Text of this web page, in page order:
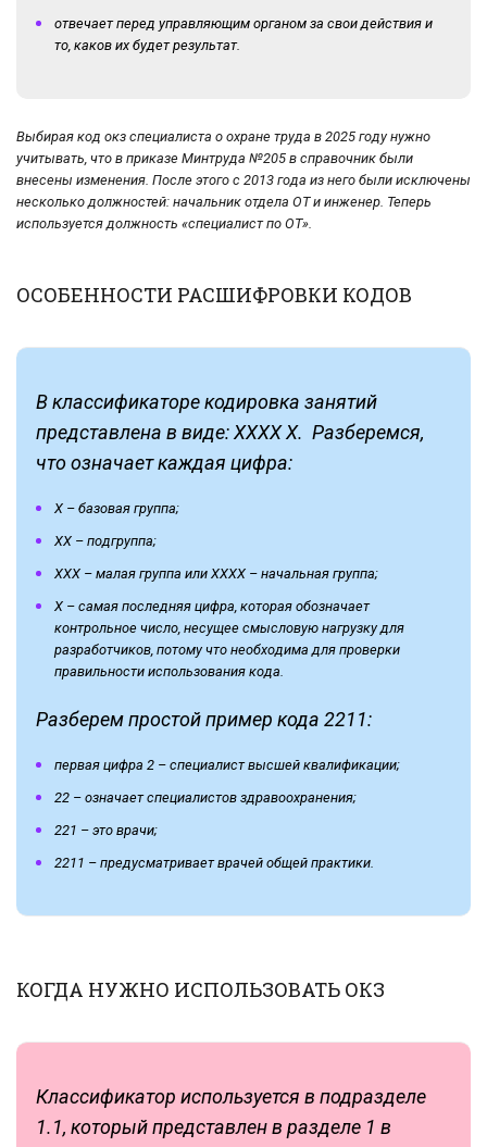
отвечает перед управляющим органом за свои действия и
то, каков их будет результат.
Выбирая код окз специалиста о охране труда в 2025 году нужно
учитывать, что в приказе Минтруда №205 в справочник были
внесены изменения. После этого с 2013 года из него были исключены
несколько должностей: начальник отдела ОТ и инженер. Теперь
используется должность «специалист по ОТ».
ОСОБЕННОСТИ РАСШИФРОВКИ КОДОВ
В классификаторе кодировка занятий
представлена в виде: ХХХХ Х. Разберемся,
что означает каждая цифра:
Х – базовая группа;
ХХ – подгруппа;
ХХХ – малая группа или ХХХХ – начальная группа;
Х – самая последняя цифра, которая обозначает
контрольное число, несущее смысловую нагрузку для
разработчиков, потому что необходима для проверки
правильности использования кода.
Разберем простой пример кода 2211:
первая цифра 2 – специалист высшей квалификации;
22 – означает специалистов здравоохранения;
221 – это врачи;
2211 – предусматривает врачей общей практики.
КОГДА НУЖНО ИСПОЛЬЗОВАТЬ ОКЗ
Классификатор используется в подразделе
1.1, который представлен в разделе 1 в